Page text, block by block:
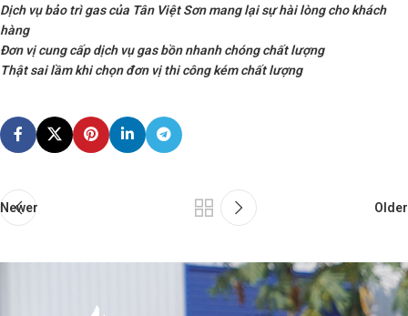
Dịch vụ bảo trì gas của Tân Việt Sơn mang lại sự hài lòng cho khách
hàng
Đơn vị cung cấp dịch vụ gas bồn nhanh chóng chất lượng
Thật sai lầm khi chọn đơn vị thi công kém chất lượng
Newer Older